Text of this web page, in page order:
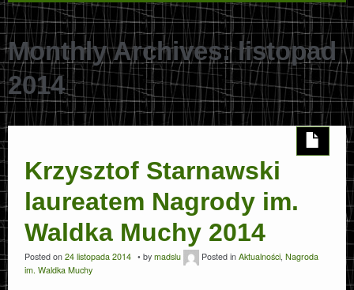
PROJEKT VALBONA
NAGRODA
SZACHOWNICA
CAVE SNIPER
O FUNDACJI
Monthly Archives:listopad
2014
Krzysztof Starnawski
laureatem Nagrody im.
Waldka Muchy 2014
Posted on 24 listopada 2014 by madslu Posted in Aktualności Nagroda
im. Waldka Muchy